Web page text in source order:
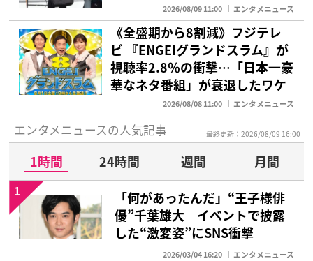
2026/08/09 11:00 エンタメニュース
《全盛期から8割減》フジテレ
ビ 『ENGEIグランドスラム』が
視聴率2.8％の衝撃…「日本一豪
華なネタ番組」が衰退したワケ
2026/08/08 11:00 エンタメニュース
エンタメニュースの人気記事 最終更新：2026/08/09 16:00
1時間 24時間 週間
月間
「何があったんだ」“王子様俳
優”千葉雄大 イベントで披露
した“激変姿”にSNS衝撃
2026/03/04 16:20 エンタメニュース
1